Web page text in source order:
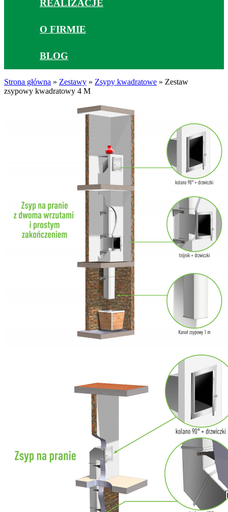
REALIZACJE
O FIRMIE
BLOG
Strona główna » Zestawy » Zsypy kwadratowe » Zestaw
zsypowy kwadratowy 4 M